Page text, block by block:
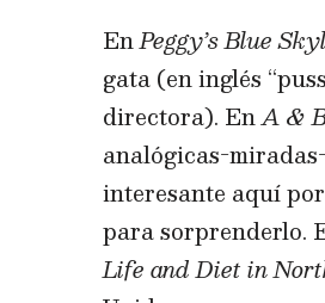
EnPeggy’s Blue
gata (en inglés
directora). EnA &
analógicas-
interesante aquí
para sorprenderlo.
Life and Diet in